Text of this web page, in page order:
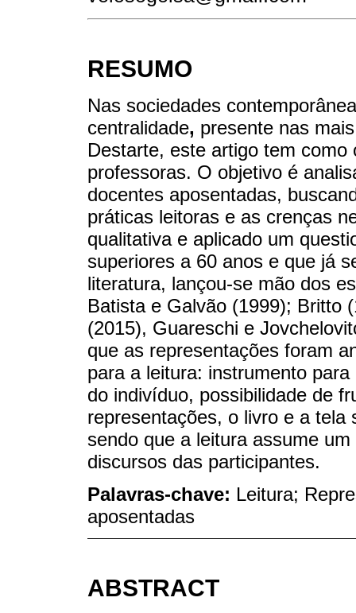
RESUMO
Nas sociedades
centralidade, presente nas
Destarte, este artigo tem
professoras. O objetivo é
docentes aposentadas,
práticas leitoras e as crenças
qualitativa e aplicado um
superiores a 60 anos e que já
literatura, lançou-se mão dos
Batista e Galvão (1999); Britto
(2015), Guareschi e
que as representações foram
para a leitura: instrumento
do indivíduo, possibilidade de
representações, o livro e a tela
sendo que a leitura assume
discursos das participantes.
Palavras-chave: Leitura;
aposentadas
ABSTRACT